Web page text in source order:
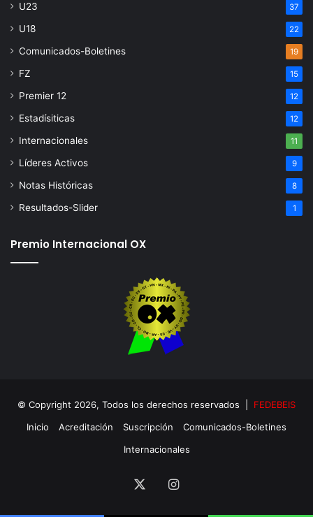
U23 37
U18 22
Comunicados-Boletines 19
FZ 15
Premier 12 12
Estadísiticas 12
Internacionales 11
Líderes Activos 9
Notas Históricas 8
Resultados-Slider 1
Premio Internacional OX
© Copyright 2026, Todos los derechos reservados | FEDEBEIS
Inicio
Acreditación Suscripción
Comunicados-Boletines
Internacionales
Instagram